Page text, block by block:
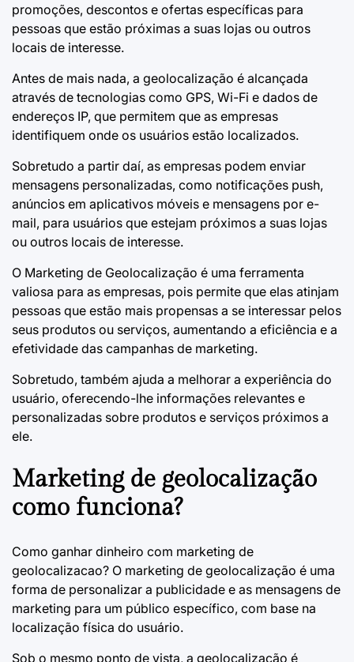
promoções, descontos e ofertas específicas para
pessoas que estão próximas a suas lojas ou outros
locais de interesse.
Antes de mais nada, a geolocalização é alcançada
através de tecnologias como GPS, Wi-Fi e dados de
endereços IP, que permitem que as empresas
identifiquem onde os usuários estão localizados.
Sobretudo a partir daí, as empresas podem enviar
mensagens personalizadas, como notificações push,
anúncios em aplicativos móveis e mensagens por e-
mail, para usuários que estejam próximos a suas lojas
ou outros locais de interesse.
O Marketing de Geolocalização é uma ferramenta
valiosa para as empresas, pois permite que elas atinjam
pessoas que estão mais propensas a se interessar pelos
seus produtos ou serviços, aumentando a eficiência e a
efetividade das campanhas de marketing.
Sobretudo, também ajuda a melhorar a experiência do
usuário, oferecendo-lhe informações relevantes e
personalizadas sobre produtos e serviços próximos a
ele.
Marketing de geolocalização
como funciona?
Como ganhar dinheiro com marketing de
geolocalizacao? O marketing de geolocalização é uma
forma de personalizar a publicidade e as mensagens de
marketing para um público específico, com base na
localização física do usuário.
Sob o mesmo ponto de vista, a geolocalização é